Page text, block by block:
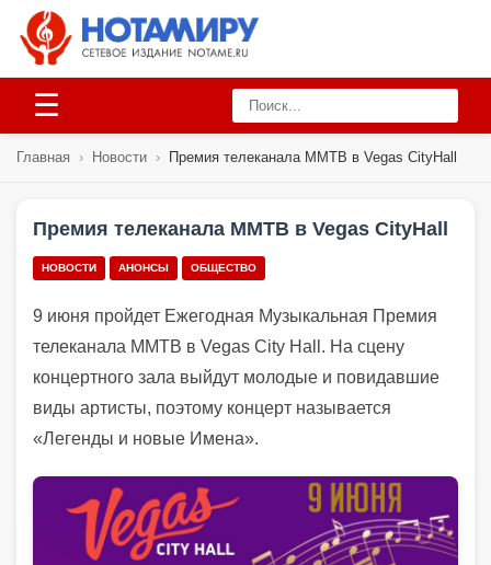
☰
Главная › Новости › Премия телеканала ММТВ в Vegas CityHall
Премия телеканала ММТВ в Vegas CityHall
НОВОСТИ АНОНСЫ ОБЩЕСТВО
9 июня пройдет Ежегодная Музыкальная Премия
телеканала ММТВ в Vegas City Hall. На сцену
концертного зала выйдут молодые и повидавшие
виды артисты, поэтому концерт называется
«Легенды и новые Имена».